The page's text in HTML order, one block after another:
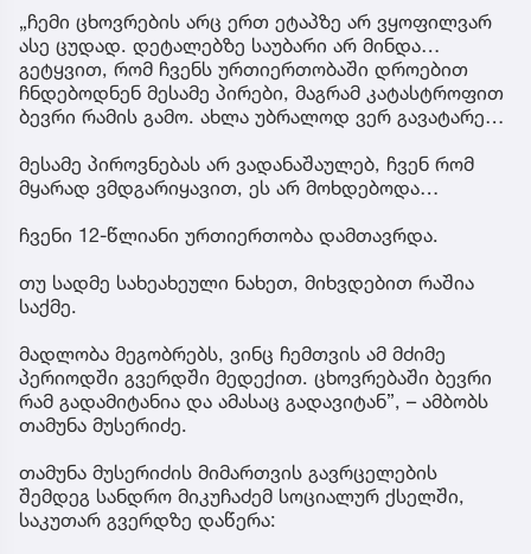
„ჩემი ცხოვრების არც ერთ ეტაპზე არ ვყოფილვარ
ასე ცუდად. დეტალებზე საუბარი არ მინდა…
გეტყვით, რომ ჩვენს ურთიერთობაში დროებით
ჩნდებოდნენ მესამე პირები, მაგრამ კატასტროფით
ბევრი რამის გამო. ახლა უბრალოდ ვერ გავატარე…
მესამე პიროვნებას არ ვადანაშაულებ, ჩვენ რომ
მყარად ვმდგარიყავით, ეს არ მოხდებოდა…
ჩვენი 12-წლიანი ურთიერთობა დამთავრდა.
თუ სადმე სახეახეული ნახეთ, მიხვდებით რაშია
საქმე.
მადლობა მეგობრებს, ვინც ჩემთვის ამ მძიმე
პერიოდში გვერდში მედექით. ცხოვრებაში ბევრი
რამ გადამიტანია და ამასაც გადავიტან”, – ამბობს
თამუნა მუსერიძე.
თამუნა მუსერიძის მიმართვის გავრცელების
შემდეგ სანდრო მიკუჩაძემ სოციალურ ქსელში,
საკუთარ გვერდზე დაწერა: